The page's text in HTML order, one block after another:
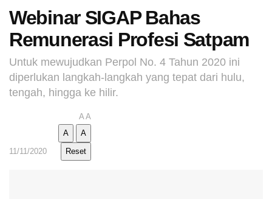
Webinar SIGAP Bahas
Remunerasi Profesi Satpam
Untuk mewujudkan Perpol No. 4 Tahun 2020 ini
diperlukan langkah-langkah yang tepat dari hulu,
tengah, hingga ke hilir.
11/11/2020
A A
A
A
Reset